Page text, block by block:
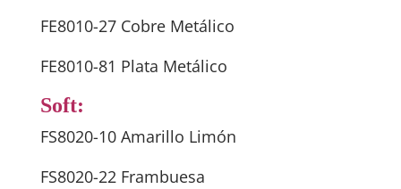
FE8010-27 Cobre Metálico
FE8010-81 Plata Metálico
Soft:
FS8020-10 Amarillo Limón
FS8020-22 Frambuesa